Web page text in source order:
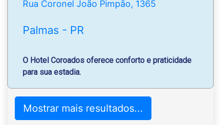
Rua Coronel João Pimpão, 1365
Palmas - PR
O Hotel Coroados oferece conforto e praticidade
para sua estadia.
Servimos café da manhã e jantar, além de
marmitas para quem busca uma refeição rápida e
saborosa.
Mostrar mais resultados...